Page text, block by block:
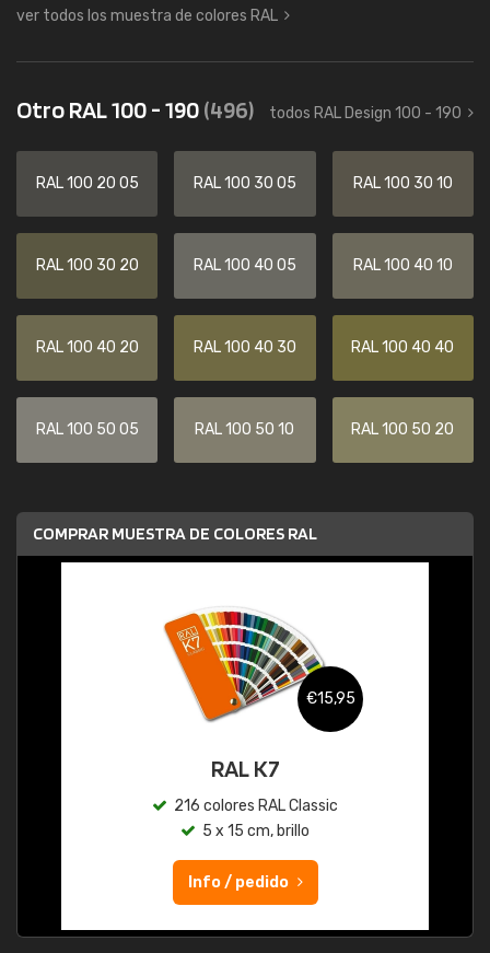
ver todos los muestra de colores RAL
Otro RAL 100 - 190(496) todos RAL Design 100 - 190
RAL 100 20 05 RAL 100 30 05 RAL 100 30 10
RAL 100 30 20 RAL 100 40 05 RAL 100 40 10
RAL 100 40 20 RAL 100 40 30 RAL 100 40 40
RAL 100 50 05 RAL 100 50 10 RAL 100 50 20
COMPRAR MUESTRA DE COLORES RAL
€15,95
RAL K7
216 colores RAL Classic
5 x 15 cm, brillo
Info / pedido